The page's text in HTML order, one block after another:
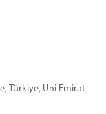
Türkiye, Uni Emirat